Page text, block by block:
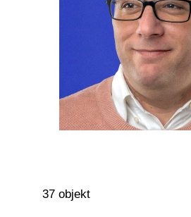
37 objekt